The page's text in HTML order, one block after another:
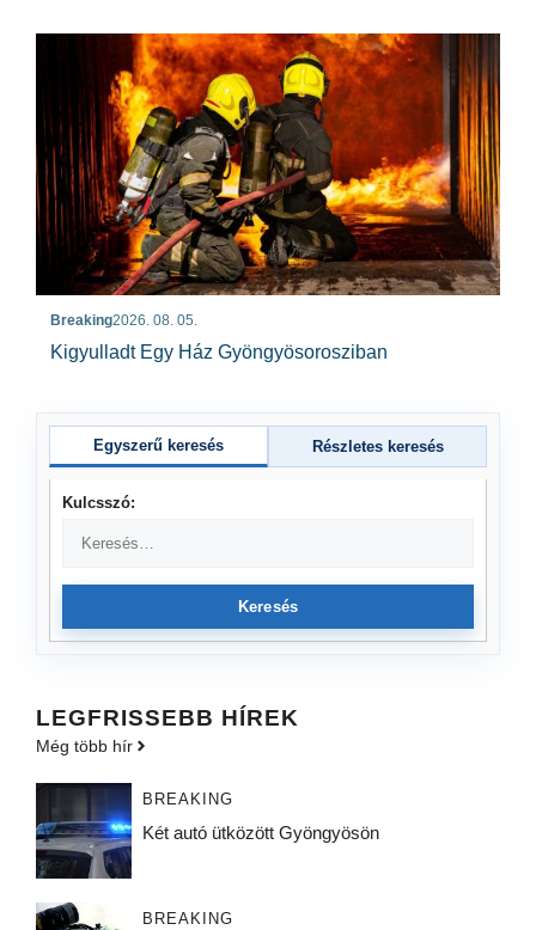
Breaking2026. 08. 05.
Kigyulladt Egy Ház Gyöngyösorosziban
Egyszerű keresés Részletes keresés
Kulcsszó:
Keresés
LEGFRISSEBB HÍREK
Még több hír
BREAKING
Két autó ütközött Gyöngyösön
BREAKING